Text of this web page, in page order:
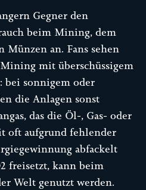
Gegner den
beim Mining, dem
an. Fans sehen
mit überschüssigem
bei sonnigem oder
die Anlagen sonst
das die Öl-, Gas- oder
oft aufgrund fehlender
abfackelt
freisetzt, kann beim
Welt genutzt werden.